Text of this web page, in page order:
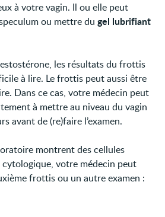
à votre vagin. Il ou elle peut
ou mettre dugel lubrifiant
les résultats du frottis
à lire. Le frottis peut aussi être
Dans ce cas, votre médecin peut
à mettre au niveau du vagin
avant de (re)faire l’examen.
montrent des cellules
cytologique, votre médecin peut
frottis ou un autre examen :